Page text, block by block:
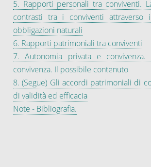
5. Rapporti personali tra conviventi.
contrasti tra i conviventi attraverso
obbligazioni naturali
6. Rapporti patrimoniali tra conviventi
7. Autonomia privata e
convivenza. Il possibile contenuto
8. (Segue) Gli accordi patrimoniali di
di validità ed efficacia
Note - Bibliografia.